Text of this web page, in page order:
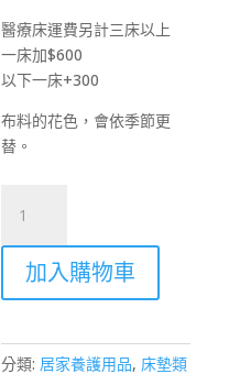
醫療床運費另計三床以上
一床加$600
以下一床+300
布料的花色，會依季節更
替。
度
浪
棉
床
加入購物車
分類: 居家養護用品, 床墊類